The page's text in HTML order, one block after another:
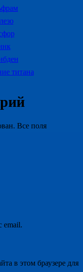
титана
Все поля
email.
в этом браузере для